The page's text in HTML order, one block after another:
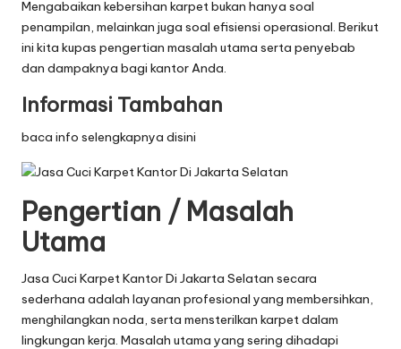
Mengabaikan kebersihan karpet bukan hanya soal
penampilan, melainkan juga soal efisiensi operasional. Berikut
ini kita kupas pengertian masalah utama serta penyebab
dan dampaknya bagi kantor Anda.
Informasi Tambahan
baca info selengkapnya disini
Pengertian / Masalah
Utama
Jasa Cuci Karpet Kantor Di Jakarta Selatan secara
sederhana adalah layanan profesional yang membersihkan,
menghilangkan noda, serta mensterilkan karpet dalam
lingkungan kerja. Masalah utama yang sering dihadapi